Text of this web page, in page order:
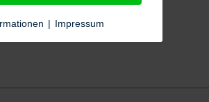
| Impressum